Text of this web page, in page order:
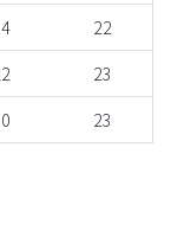
22
23
23